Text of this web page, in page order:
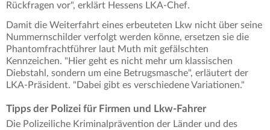
Rückfragen vor", erklärt Hessens LKA-Chef.
Damit die Weiterfahrt eines erbeuteten Lkw nicht über seine
Nummernschilder verfolgt werden könne, ersetzen sie die
Phantomfrachtführer laut Muth mit gefälschten
Kennzeichen. "Hier geht es nicht mehr um klassischen
Diebstahl, sondern um eine Betrugsmasche", erläutert der
LKA-Präsident. "Dabei gibt es verschiedene Variationen."
Tipps der Polizei für Firmen und Lkw-Fahrer
Die Polizeiliche Kriminalprävention der Länder und des